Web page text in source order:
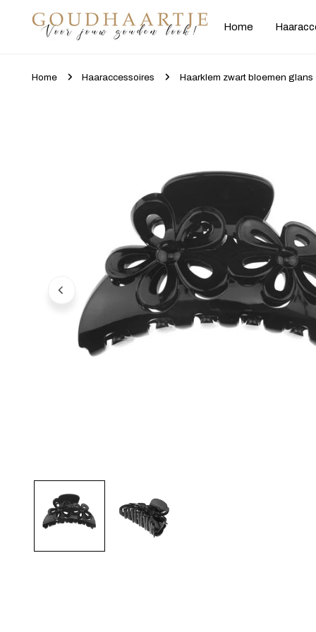
naar artikel
Home
Home Haaraccessoires Haarklem zwart bloemen glans